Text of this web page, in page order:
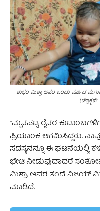
ಶುಭಂ ಮಿಶ್ರಾ ಅವರ ಒಂದು ವರ್ಷದ
“ಮೃತಪಟ್ಟ ರೈತರ
ಪ್ರಿಯಾಂಕ ಆಗಮಿಸಿದ್ದರು.
ಸದಸ್ಯನನ್ನೂ ಈ ಘಟನೆಯಲ್ಲಿ
ಭೇಟಿ ನೀಡುವುದಾದರೆ
ಮಿಶ್ರಾ ಅವರ ತಂದೆ ವಿಜಯ್‌
ಮಾಡಿದೆ.